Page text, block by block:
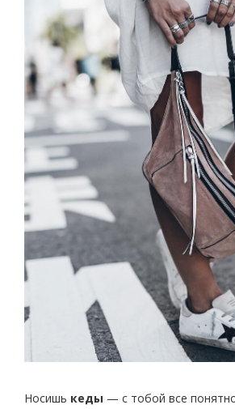
Носишь кеды — с тобой все